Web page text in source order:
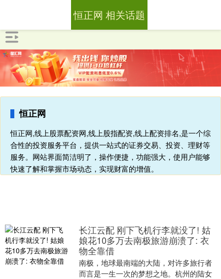
恒正网
恒正网,线上股票配资网,线上股指配资,线上配资排名,是一个综
合性的投资服务平台，提供一站式的证券交易、投资、理财等
服务。网站界面简洁明了，操作便捷，功能强大，使用户能够
快速了解和掌握市场动态，实现财富的增值。
恒正网 相关话题
长江云配 刚下飞机行李就没了! 姑
娘花10多万去南极旅游崩溃了: 衣
物全靠借
南极，地球最南端的大陆，对许多旅行者
而言是一生一次的梦想之地。杭州的陆女